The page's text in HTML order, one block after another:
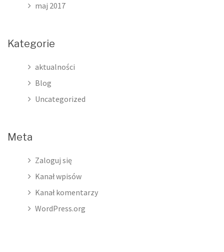
maj 2017
Kategorie
aktualności
Blog
Uncategorized
Meta
Zaloguj się
Kanał wpisów
Kanał komentarzy
WordPress.org